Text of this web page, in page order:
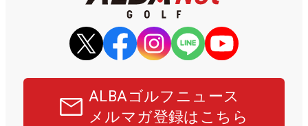
ALBAゴルフニュース
メルマガ登録はこちら